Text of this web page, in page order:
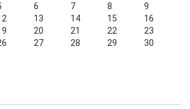
6 7 8
9
13 14 15
16
20 21 22
23
27 28 29
30